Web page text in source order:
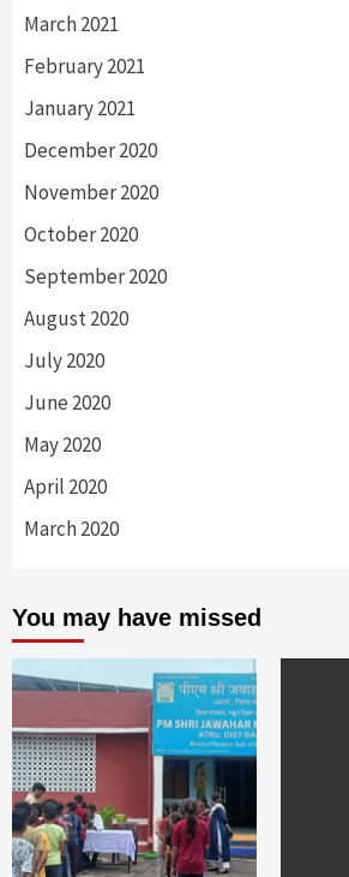
March 2021
February 2021
January 2021
December 2020
November 2020
October 2020
September 2020
August 2020
July 2020
June 2020
May 2020
April 2020
March 2020
You may have missed